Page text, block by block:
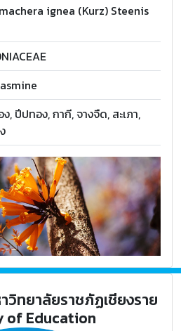
ignea (Kurz) Steenis
, ปีปทอง, กากี, จางจืด, สะเภา,
ทยาลัยราชภัฏเชียงราย
of Education